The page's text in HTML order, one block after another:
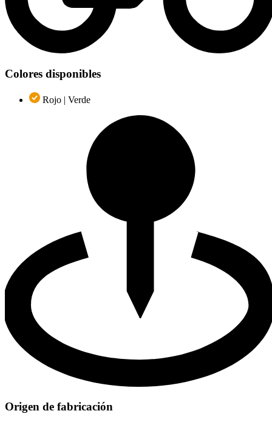
Colores disponibles
Rojo | Verde
Origen de fabricación